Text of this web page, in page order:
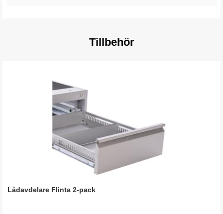
Tillbehör
Lådavdelare Flinta 2-pack